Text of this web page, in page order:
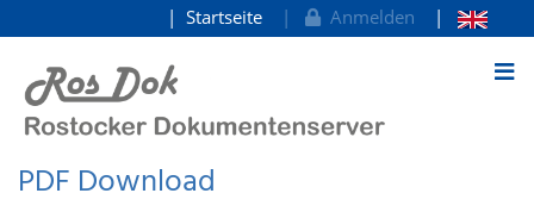
zum Inhalt
Startseite Anmelden
PDF Download